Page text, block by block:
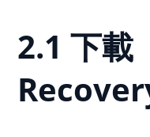
2.1 下載